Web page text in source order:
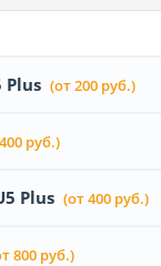
Plus (от 200 руб.)
руб.)
Plus (от 400 руб.)
800 руб.)